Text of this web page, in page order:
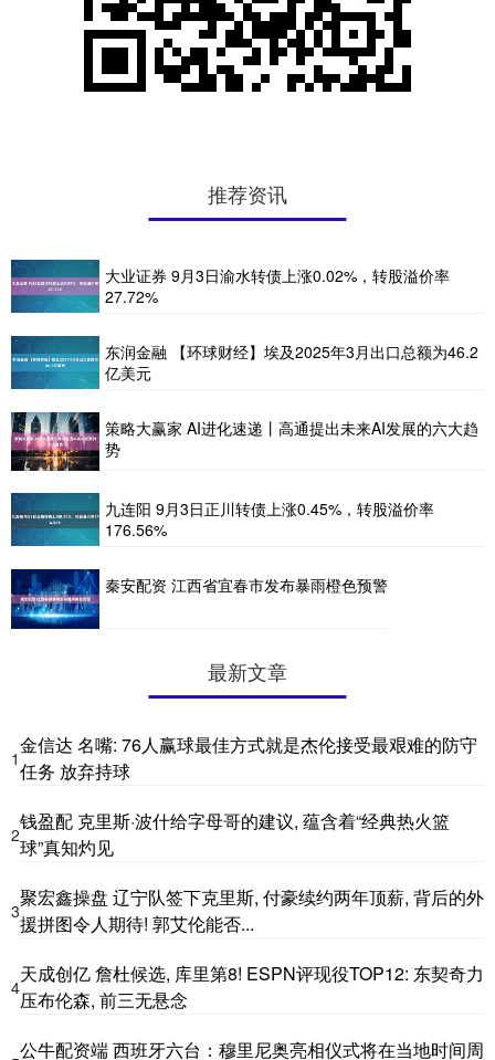
推荐资讯
大业证券 9月3日渝水转债上涨0.02%，转股溢价率
27.72%
东润金融 【环球财经】埃及2025年3月出口总额为46.2
亿美元
策略大赢家 AI进化速递丨高通提出未来AI发展的六大趋
势
九连阳 9月3日正川转债上涨0.45%，转股溢价率
176.56%
秦安配资 江西省宜春市发布暴雨橙色预警
最新文章
1
金信达 名嘴: 76人赢球最佳方式就是杰伦接受最艰难的防守
任务 放弃持球
2
钱盈配 克里斯·波什给字母哥的建议, 蕴含着“经典热火篮
球”真知灼见
3
聚宏鑫操盘 辽宁队签下克里斯, 付豪续约两年顶薪, 背后的外
援拼图令人期待! 郭艾伦能否...
4
天成创亿 詹杜候选, 库里第8! ESPN评现役TOP12: 东契奇力
压布伦森, 前三无悬念
公牛配资端 西班牙六台：穆里尼奥亮相仪式将在当地时间周